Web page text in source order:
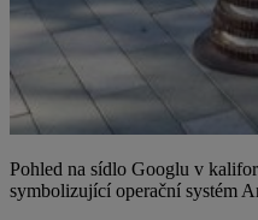
Pohled na sídlo Googlu v
symbolizující operační systém